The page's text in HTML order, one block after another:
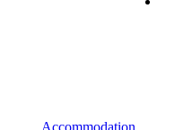
Accommodation